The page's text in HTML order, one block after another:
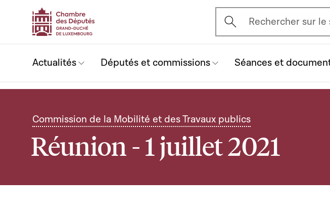
Ouvrir l'écran de recherche
Rechercher sur
Actualités Députés et commissions Séances et
Commission de la Mobilité et des Travaux publics
Réunion - 1 juillet 2021